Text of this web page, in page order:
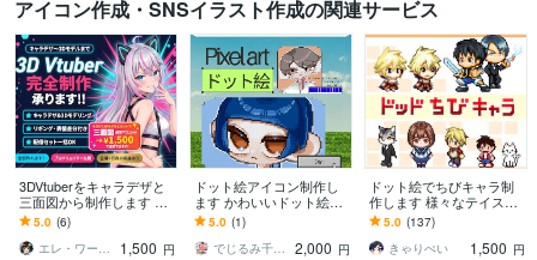
アイコン作成・SNSイラスト作成の関連サービス
3DVtuberをキャラデザと
三面図から制作します 配
信画面/背景/ネームロゴ/離
席中/待機中/OP/EDセット
5.0 (6)
エレ・ワークス｜Vtuber制作
1,500 円
ドット絵アイコン制作し
ます かわいいドット絵で
あなただけのSNS用アイ
コンをお作りします
5.0 (1)
でじるみ千葉我孫子
2,000 円
ドット絵でちびキャラ制
作します 様々なテイスト
のちびキャラを作成しま
す
5.0 (137)
きゃりぺい
1,500 円